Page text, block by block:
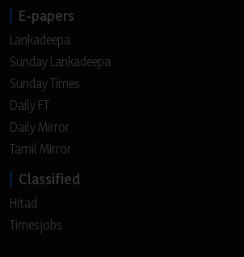
E-papers
Lankadeepa
Sunday Lankadeepa
Sunday Times
Daily FT
Daily Mirror
Tamil Mirror
Classified
Hitad
Timesjobs